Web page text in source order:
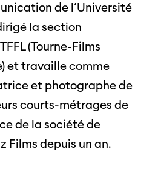
de l’Université
la section
(Tourne-Films
et travaille comme
et photographe de
courts-métrages de
de la société de
Films depuis un an.